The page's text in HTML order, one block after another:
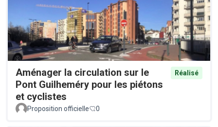
Aménager la circulation sur le
Pont Guilheméry pour les piétons
et cyclistes
Réalisé
Proposition officielle 0